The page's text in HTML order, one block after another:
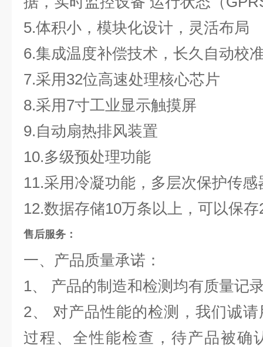
5.体积小，模块化设计，灵活布局
6.集成温度补偿技术，长久自动校
7.采用32位高速处理核心芯片
8.采用7寸工业显示触摸屏
9.自动扇热排风装置
10.多级预处理功能
11.采用冷凝功能，多层次保护传感
12.数据存储10万条以上，可以保
售后服务：
一、产品质量承诺：
1、 产品的制造和检测均有质
2、 对产品性能的检测，我们诚
过程、全性能检查，待产品被确